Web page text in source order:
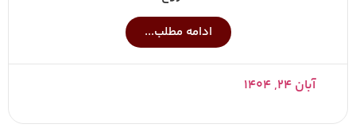
ادامه مطلب...
آبان ۲۴, ۱۴۰۴